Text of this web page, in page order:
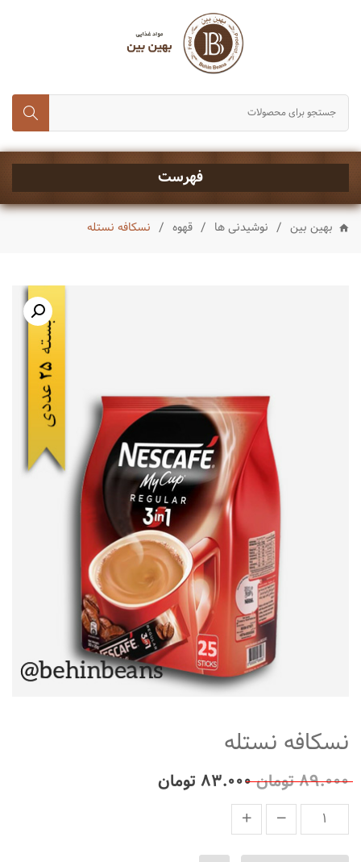
فهرست
بهین بین / نوشیدنی ها / قهوه / نسکافه نستله
نسکافه نستله
۸۹.۰۰۰تومان۸۳.۰۰۰تومان
رب، تن ماهی و کنسروجات
چای,قند و شکر
خشکبار
ماکارونی و رشته
انواع روغن